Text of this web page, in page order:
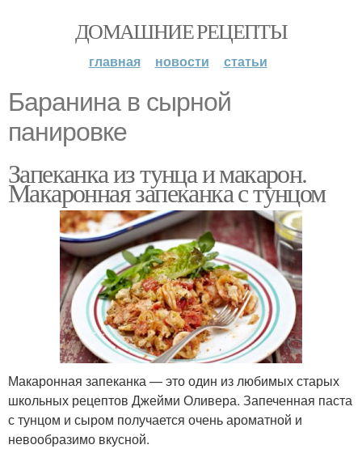
ДОМАШНИЕ РЕЦЕПТЫ
главная новости статьи
Баранина в сырной
панировке
Запеканка из тунца и макарон.
Макаронная запеканка с тунцом
Макаронная запеканка — это один из любимых старых
школьных рецептов Джейми Оливера. Запеченная паста
с тунцом и сыром получается очень ароматной и
невообразимо вкусной.